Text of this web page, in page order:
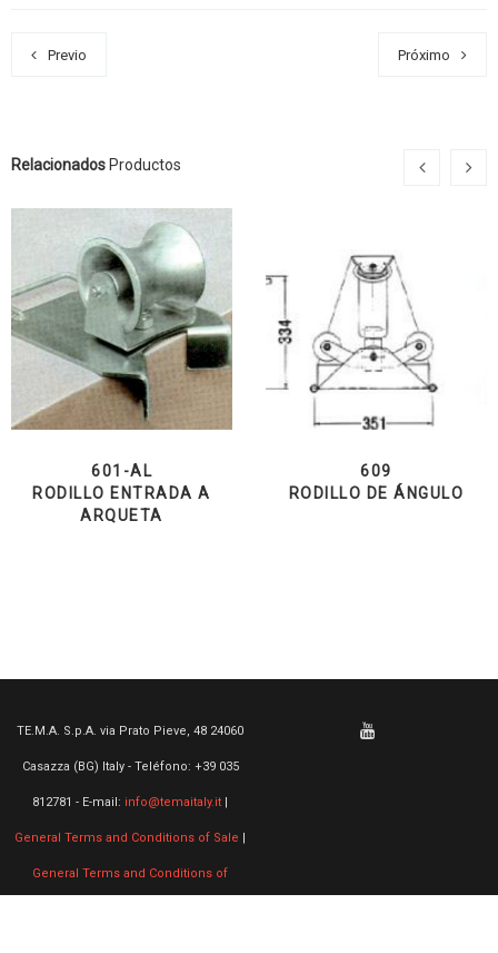
Previo Próximo
Relacionados Productos
601-AL
RODILLO ENTRADA A
ARQUETA
609
RODILLO DE ÁNGULO
TE.M.A. S.p.A. via Prato Pieve, 48 24060
Casazza (BG) Italy - Teléfono: +39 035
812781 - E-mail: info@temaitaly.it |
General Terms and Conditions of Sale |
General Terms and Conditions of